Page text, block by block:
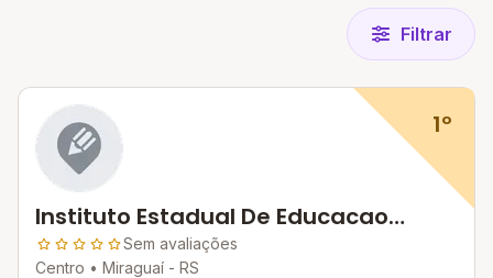
Filtrar
1º
Instituto Estadual De Educacao
Fagundes Varela
Sem avaliações
Centro • Miraguaí - RS